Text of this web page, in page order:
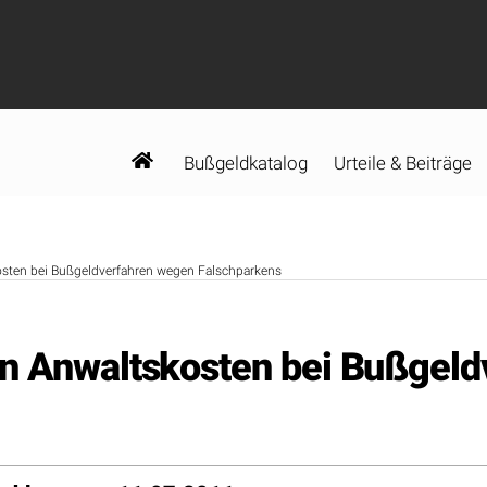
Bußgeldkatalog Urteile & Beiträge
bei Bußgeldverfahren wegen Falschparkens
Anwaltskosten bei